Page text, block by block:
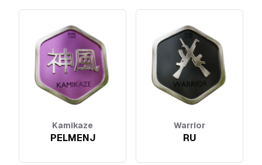
Kamikaze
PELMENJ
Warrior
RU